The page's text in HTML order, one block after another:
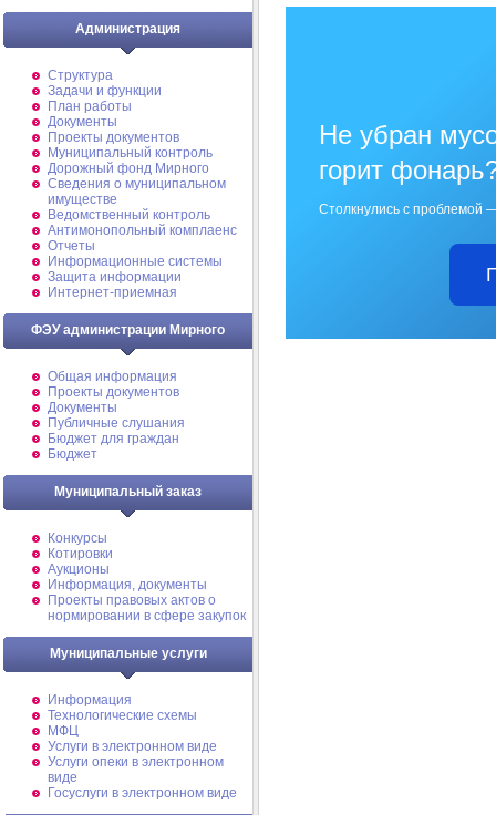
Администрация
Структура
Задачи и функции
План работы
Документы
Проекты документов
Муниципальный контроль
Дорожный фонд Мирного
Cведения о муниципальном
имуществе
Ведомственный контроль
Антимонопольный комплаенс
Отчеты
Информационные системы
Защита информации
Интернет-приемная
ФЭУ администрации Мирного
Общая информация
Проекты документов
Документы
Публичные слушания
Бюджет для граждан
Бюджет
Муниципальный заказ
Конкурсы
Котировки
Аукционы
Информация, документы
Проекты правовых актов о
нормировании в сфере закупок
Муниципальные услуги
Информация
Технологические схемы
МФЦ
Услуги в электронном виде
Услуги опеки в электронном
виде
Госуслуги в электронном виде
Не убран
горит
Столкнулись с проблемой